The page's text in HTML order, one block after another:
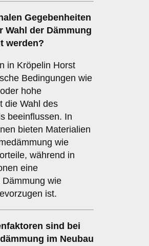
Gegebenheiten
Wahl der Dämmung
werden?
in Kröpelin Horst
Bedingungen wie
hohe
die Wahl des
beeinflussen. In
bieten Materialien
wie
während in
eine
wie
ist.
sind bei
im Neubau